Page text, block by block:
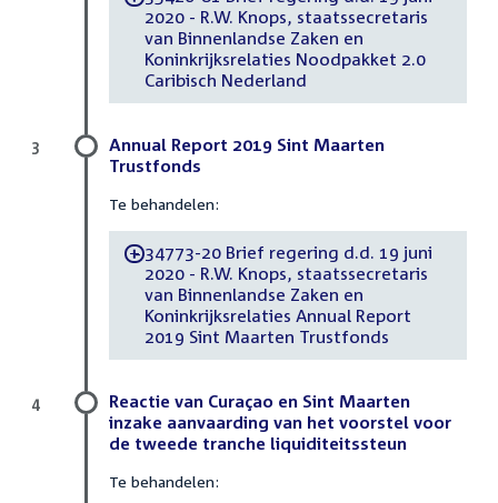
2020 - R.W. Knops, staatssecretaris
van Binnenlandse Zaken en
Koninkrijksrelaties Noodpakket 2.0
Caribisch Nederland
Annual Report 2019 Sint Maarten
Trustfonds
Te behandelen:
-34773-20 Brief regering d.d. 19 juni
2020 - R.W. Knops, staatssecretaris
van Binnenlandse Zaken en
Koninkrijksrelaties Annual Report
2019 Sint Maarten Trustfonds
3
Reactie van Curaçao en Sint Maarten
inzake aanvaarding van het voorstel voor
de tweede tranche liquiditeitssteun
Te behandelen:
4